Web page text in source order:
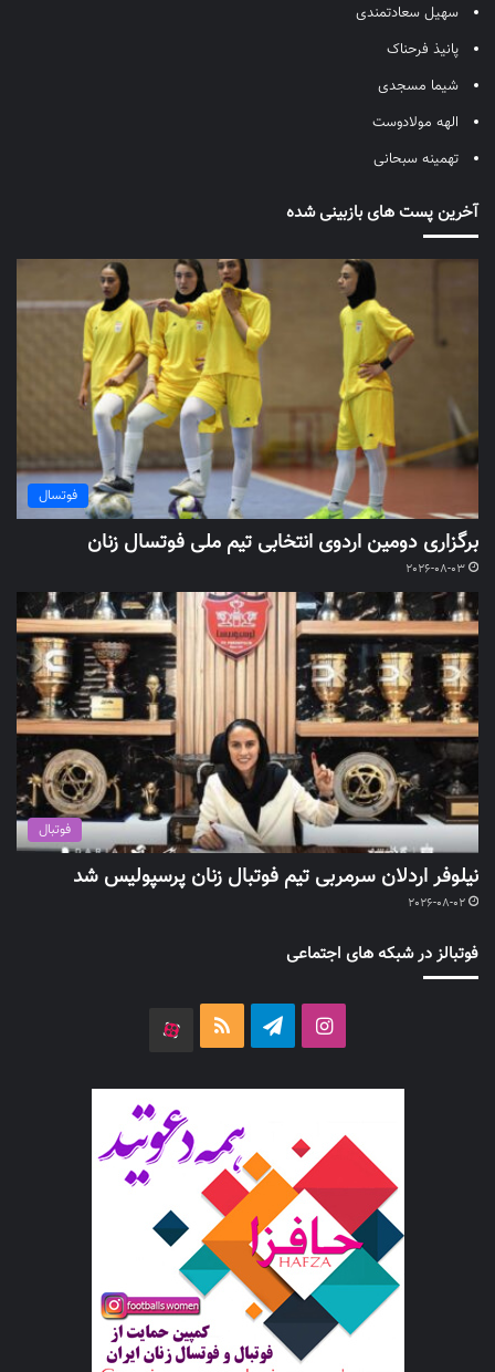
سهیل سعادتمندی
پانیذ فرحناک
شیما مسجدی
الهه مولادوست
تهمینه سبحانی
آخرین پست های بازبینی شده
فوتسال
برگزاری دومین اردوی انتخابی تیم ملی فوتسال زنان
2026-08-03
فوتبال
نیلوفر اردلان سرمربی تیم فوتبال زنان پرسپولیس شد
2026-08-02
فوتبالز در شبکه های اجتماعی
اینستاگرامتلگرام خوراک